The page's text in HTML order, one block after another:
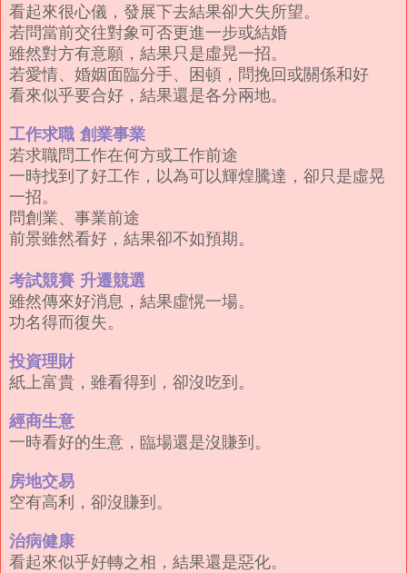
看起來很心儀，發展下去結果卻大失所望。
若問當前交往對象可否更進一步或結婚
雖然對方有意願，結果只是虛晃一招。
若愛情、婚姻面臨分手、困頓，問挽回或關係和好
看來似乎要合好，結果還是各分兩地。
工作求職 創業事業
若求職問工作在何方或工作前途
一時找到了好工作，以為可以輝煌騰達，卻只是虛晃
一招。
問創業、事業前途
前景雖然看好，結果卻不如預期。
考試競賽 升遷競選
雖然傳來好消息，結果虛愰一場。
功名得而復失。
投資理財
紙上富貴，雖看得到，卻沒吃到。
經商生意
一時看好的生意，臨場還是沒賺到。
房地交易
空有高利，卻沒賺到。
治病健康
看起來似乎好轉之相，結果還是惡化。